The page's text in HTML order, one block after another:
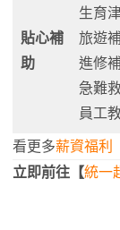
貼心補
助
生育
旅遊
進修
急難
員工
看更多薪資福利
立即前往【統一